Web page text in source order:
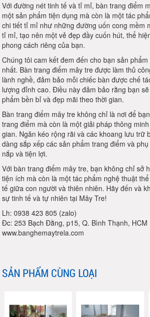
Với đường nét tinh tế và tỉ mỉ, bàn trang điểm
một sản phẩm tiện dụng mà còn là một tác
chi tiết tỉ mỉ như những đường uốn cong mềm
tỉ mỉ, tạo nên một vẻ đẹp đầy cuốn hút, thể
phong cách riêng của bạn.
Chúng tôi cam kết đem đến cho bạn sản
nhất. Bàn trang điểm mây tre được làm thủ
lành nghề, đảm bảo mỗi chiếc bàn được chế
lượng đỉnh cao. Điều này đảm bảo rằng bạn
phẩm bền bỉ và đẹp mãi theo thời gian.
Bàn trang điểm mây tre không chỉ là nơi để
trang điểm mà còn là một giải pháp thông
gian. Ngăn kéo rộng rãi và các khoang lưu trữ
dàng sắp xếp các sản phẩm trang điểm và
nắp và tiện lợi.
Với bàn trang điểm mây tre, bạn không chỉ sở
tiện ích mà còn là một tác phẩm nghệ thuật
tế giữa con người và thiên nhiên. Hãy đến và
sự tinh tế và tự nhiên tại Mây Tre!
Lh: 0938 423 805 (zalo)
Đc: 253 Bạch Đằng, p15, Q. Bình Thạnh, HCM
www.banghemaytrela.com
SẢN PHẨM CÙNG LOẠI